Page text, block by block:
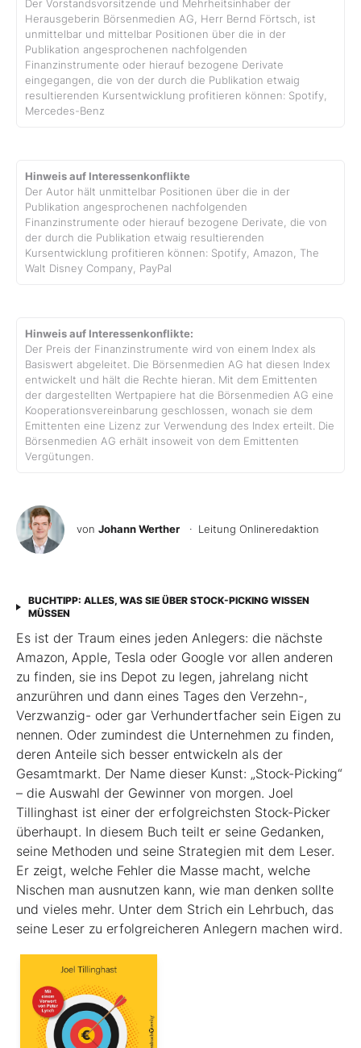
Der Vorstandsvorsitzende und Mehrheitsinhaber der
Herausgeberin Börsenmedien AG, Herr Bernd Förtsch, ist
unmittelbar und mittelbar Positionen über die in der
Publikation angesprochenen nachfolgenden
Finanzinstrumente oder hierauf bezogene Derivate
eingegangen, die von der durch die Publikation etwaig
resultierenden Kursentwicklung profitieren können: Spotify,
Mercedes-Benz
Hinweis auf Interessenkonflikte
Der Autor hält unmittelbar Positionen über die in der
Publikation angesprochenen nachfolgenden
Finanzinstrumente oder hierauf bezogene Derivate, die von
der durch die Publikation etwaig resultierenden
Kursentwicklung profitieren können: Spotify, Amazon, The
Walt Disney Company, PayPal
Hinweis auf Interessenkonflikte:
Der Preis der Finanzinstrumente wird von einem Index als
Basiswert abgeleitet. Die Börsenmedien AG hat diesen Index
entwickelt und hält die Rechte hieran. Mit dem Emittenten
der dargestellten Wertpapiere hat die Börsenmedien AG eine
Kooperationsvereinbarung geschlossen, wonach sie dem
Emittenten eine Lizenz zur Verwendung des Index erteilt. Die
Börsenmedien AG erhält insoweit von dem Emittenten
Vergütungen.
von Johann Werther · Leitung Onlineredaktion
BUCHTIPP: ALLES, WAS SIE ÜBER STOCK-PICKING WISSEN
MÜSSEN
Es ist der Traum eines jeden Anlegers: die nächste
Amazon, Apple, Tesla oder Google vor allen anderen
zu finden, sie ins Depot zu legen, jahrelang nicht
anzurühren und dann eines Tages den Verzehn-,
Verzwanzig- oder gar Verhundertfacher sein Eigen zu
nennen. Oder zumindest die Unternehmen zu finden,
deren Anteile sich besser entwickeln als der
Gesamtmarkt. Der Name dieser Kunst: „Stock-Picking“
– die Auswahl der Gewinner von morgen. Joel
Tillinghast ist einer der erfolgreichsten Stock-Picker
überhaupt. In diesem Buch teilt er seine Gedanken,
seine Methoden und seine Strategien mit dem Leser.
Er zeigt, welche Fehler die Masse macht, welche
Nischen man ausnutzen kann, wie man denken sollte
und vieles mehr. Unter dem Strich ein Lehrbuch, das
seine Leser zu erfolgreicheren Anlegern machen wird.